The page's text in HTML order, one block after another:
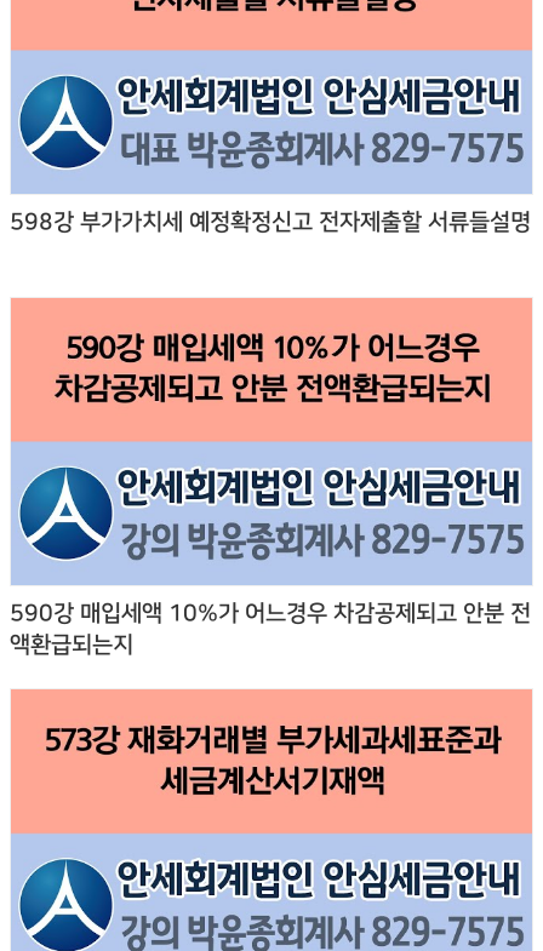
598강 부가가치세 예정확정신고 전자제출할 서류들설명
590강 매입세액 10%가 어느경우 차감공제되고 안분 전
액환급되는지